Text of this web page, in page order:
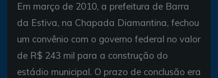
Em março de 2010, a prefeitura de Barra
da Estiva, na Chapada Diamantina, fechou
um convênio com o governo federal no valor
de R$ 243 mil para a construção do
estádio municipal. O prazo de conclusão era